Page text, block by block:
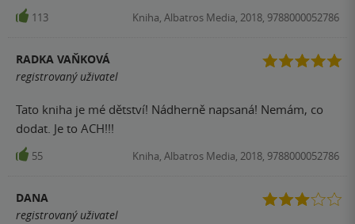
113 Kniha, Albatros Media, 2018, 9788000052786
RADKA VAŇKOVÁ
registrovaný uživatel
Tato kniha je mé dětství! Nádherně napsaná! Nemám, co
dodat. Je to ACH!!!
55 Kniha, Albatros Media, 2018, 9788000052786
DANA
registrovaný uživatel